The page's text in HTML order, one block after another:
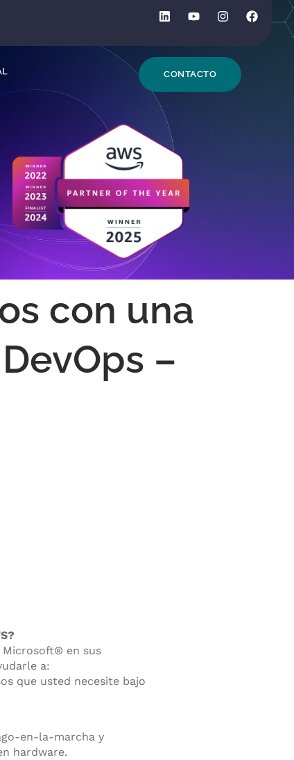
CONTACTO
con una
–
Microsoft® en sus
a:
que usted necesite bajo
en-la-marcha y
hardware.